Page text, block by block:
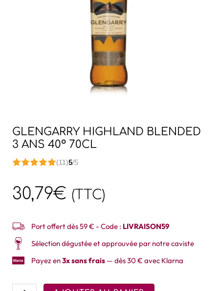
GLENGARRY HIGHLAND BLENDED
3 ANS 40° 70CL
(11)5/5
30,79€ (TTC)
Port offert dès 59 € - Code : LIVRAISON59
Sélection dégustée et approuvée par notre caviste
Payez en3x sans frais — dès 30 € avec Klarna